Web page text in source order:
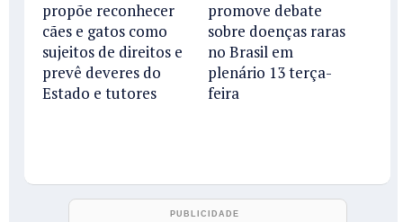
propõe reconhecer
cães e gatos como
sujeitos de direitos e
prevê deveres do
Estado e tutores
promove debate
sobre doenças raras
no Brasil em
plenário 13 terça-
feira